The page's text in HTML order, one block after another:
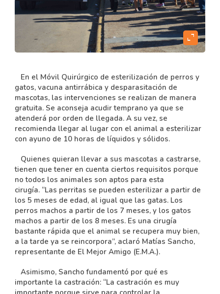
expand_content
En el Móvil Quirúrgico de esterilización de perros y
gatos, vacuna antirrábica y desparasitación de
mascotas, las intervenciones se realizan de manera
gratuita. Se aconseja acudir temprano ya que se
atenderá por orden de llegada. A su vez, se
recomienda llegar al lugar con el animal a esterilizar
con ayuno de 10 horas de líquidos y sólidos.
Quienes quieran llevar a sus mascotas a castrarse,
tienen que tener en cuenta ciertos requisitos porque
no todos los animales son aptos para esta
cirugía. “Las perritas se pueden esterilizar a partir de
los 5 meses de edad, al igual que las gatas. Los
perros machos a partir de los 7 meses, y los gatos
machos a partir de los 8 meses. Es una cirugía
bastante rápida que el animal se recupera muy bien,
a la tarde ya se reincorpora”, aclaró Matías Sancho,
representante de El Mejor Amigo (E.M.A.).
Asimismo, Sancho fundamentó por qué es
importante la castración: “La castración es muy